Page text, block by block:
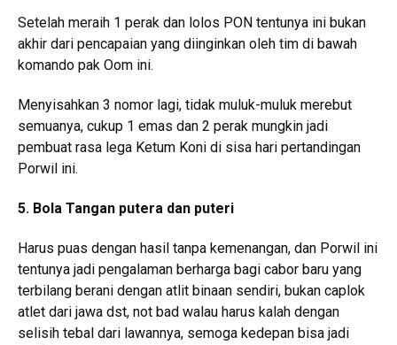
Setelah meraih 1 perak dan lolos PON tentunya ini bukan
akhir dari pencapaian yang diinginkan oleh tim di bawah
komando pak Oom ini.
Menyisahkan 3 nomor lagi, tidak muluk-muluk merebut
semuanya, cukup 1 emas dan 2 perak mungkin jadi
pembuat rasa lega Ketum Koni di sisa hari pertandingan
Porwil ini.
5. Bola Tangan putera dan puteri
Harus puas dengan hasil tanpa kemenangan, dan Porwil ini
tentunya jadi pengalaman berharga bagi cabor baru yang
terbilang berani dengan atlit binaan sendiri, bukan caplok
atlet dari jawa dst, not bad walau harus kalah dengan
selisih tebal dari lawannya, semoga kedepan bisa jadi